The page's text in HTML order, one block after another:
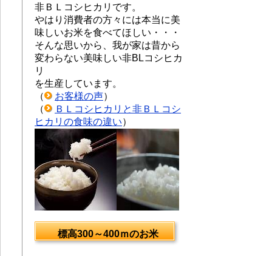
非ＢＬコシヒカリです。
やはり消費者の方々には本当に美
味しいお米を食べてほしい・・・
そんな思いから、我が家は昔から
変わらない美味しい非BLコシヒカ
リ
を生産しています。
（
お客様の声）
（
ＢＬコシヒカリと非ＢＬコシ
ヒカリの食味の違い）
標高300～400ｍのお米